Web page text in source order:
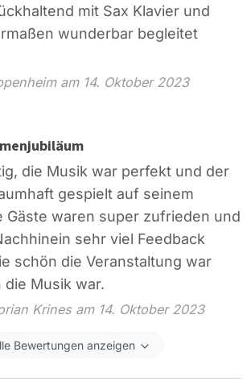
mit Sax Klavier und
wunderbar begleitet
am 14. Oktober 2023
die Musik war perfekt und der
gespielt auf seinem
Gäste waren super zufrieden und
sehr viel Feedback
schön die Veranstaltung war
Musik war.
Krines am 14. Oktober 2023
Bewertungen anzeigen